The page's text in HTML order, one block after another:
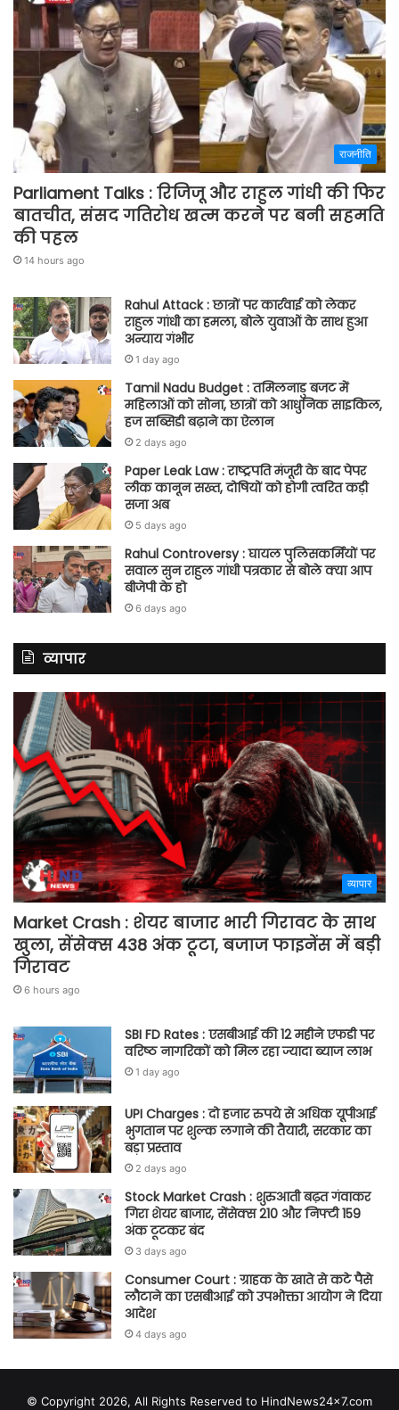
राजनीति
Parliament Talks : रिजिजू और राहुल गांधी की फिर
बातचीत, संसद गतिरोध खत्म करने पर बनी सहमति
की पहल
14 hours ago
Rahul Attack : छात्रों पर कार्रवाई को लेकर
राहुल गांधी का हमला, बोले युवाओं के साथ हुआ
अन्याय गंभीर
1 day ago
Tamil Nadu Budget : तमिलनाडु बजट में
महिलाओं को सोना, छात्रों को आधुनिक साइकिल,
हज सब्सिडी बढ़ाने का ऐलान
2 days ago
Paper Leak Law : राष्ट्रपति मंजूरी के बाद पेपर
लीक कानून सख्त, दोषियों को होगी त्वरित कड़ी
सजा अब
5 days ago
Rahul Controversy : घायल पुलिसकर्मियों पर
सवाल सुन राहुल गांधी पत्रकार से बोले क्या आप
बीजेपी के हो
6 days ago
व्यापार
व्यापार
Market Crash : शेयर बाजार भारी गिरावट के साथ
खुला, सेंसेक्स 438 अंक टूटा, बजाज फाइनेंस में बड़ी
गिरावट
6 hours ago
SBI FD Rates : एसबीआई की 12 महीने एफडी पर
वरिष्ठ नागरिकों को मिल रहा ज्यादा ब्याज लाभ
1 day ago
UPI Charges : दो हजार रुपये से अधिक यूपीआई
भुगतान पर शुल्क लगाने की तैयारी, सरकार का
बड़ा प्रस्ताव
2 days ago
Stock Market Crash : शुरुआती बढ़त गंवाकर
गिरा शेयर बाजार, सेंसेक्स 210 और निफ्टी 159
अंक टूटकर बंद
3 days ago
Consumer Court : ग्राहक के खाते से कटे पैसे
लौटाने का एसबीआई को उपभोक्ता आयोग ने दिया
आदेश
4 days ago
© Copyright 2026, All Rights Reserved to HindNews24x7.com